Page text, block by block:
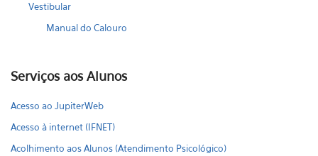
Vestibular
Manual do Calouro
Serviços aos Alunos
Acesso ao JupiterWeb
Acesso à internet (IFNET)
Acolhimento aos Alunos (Atendimento Psicológico)